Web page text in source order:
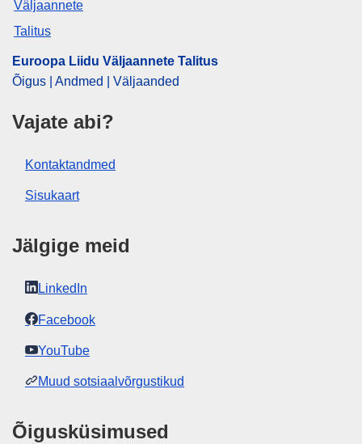
Euroopa Liidu Väljaannete Talitus
Õigus | Andmed | Väljaanded
Vajate abi?
Kontaktandmed
Sisukaart
Jälgige meid
LinkedIn
Facebook
YouTube
Muud sotsiaalvõrgustikud
Õigusküsimused